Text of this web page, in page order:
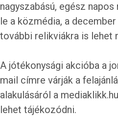
nagyszabású, egész
le a közmédia, a
további relikviákra is lehet
A jótékonysági akcióba a
mail címre várják a
alakulásáról a
lehet tájékozódni.